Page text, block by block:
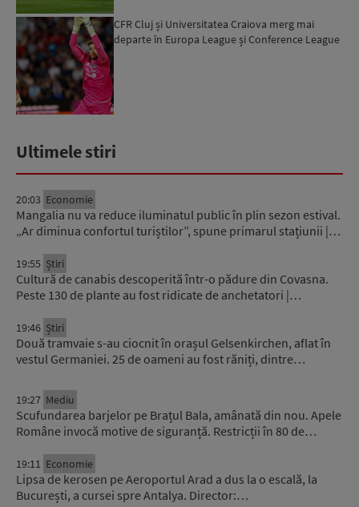
CFR Cluj și Universitatea Craiova merg mai
departe în Europa League și Conference League
Ultimele stiri
20:03 Economie
Mangalia nu va reduce iluminatul public în plin sezon estival.
„Ar diminua confortul turiștilor”, spune primarul stațiunii |…
19:55 Știri
Cultură de canabis descoperită într-o pădure din Covasna.
Peste 130 de plante au fost ridicate de anchetatori |…
19:46 Știri
Două tramvaie s-au ciocnit în orașul Gelsenkirchen, aflat în
vestul Germaniei. 25 de oameni au fost răniți, dintre…
19:27 Mediu
Scufundarea barjelor pe Brațul Bala, amânată din nou. Apele
Române invocă motive de siguranță. Restricții în 80 de…
19:11 Economie
Lipsa de kerosen pe Aeroportul Arad a dus la o escală, la
București, a cursei spre Antalya. Director:…